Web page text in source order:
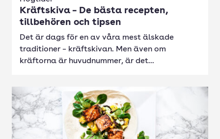
Kräftskiva – De bästa recepten,
tillbehören och tipsen
Det är dags för en av våra mest älskade
traditioner – kräftskivan. Men även om
kräftorna är huvudnummer, är det...